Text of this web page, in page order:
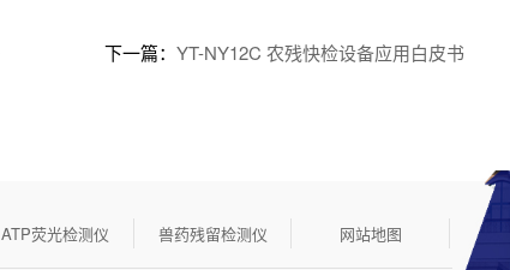
下一篇： YT-NY12C 农残快检设备应用白皮书
ATP荧光检测仪 兽药残留检测仪 网站地图